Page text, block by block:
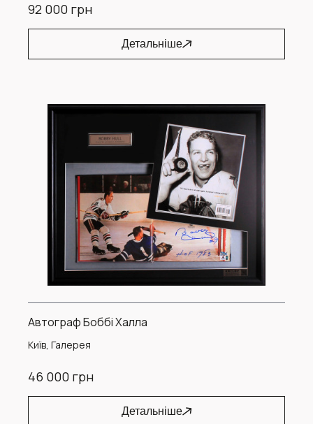
92 000 грн
Детальніше
Автограф Боббі Халла
Київ, Галерея
46 000 грн
Детальніше